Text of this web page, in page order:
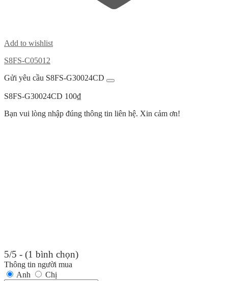
Add to wishlist
S8FS-C05012
Gửi yêu cầu S8FS-G30024CD
S8FS-G30024CD 100₫
Bạn vui lòng nhập đúng thông tin liên hệ. Xin cảm ơn!
5/5 - (1 bình chọn)
Thông tin người mua
Anh
Chị